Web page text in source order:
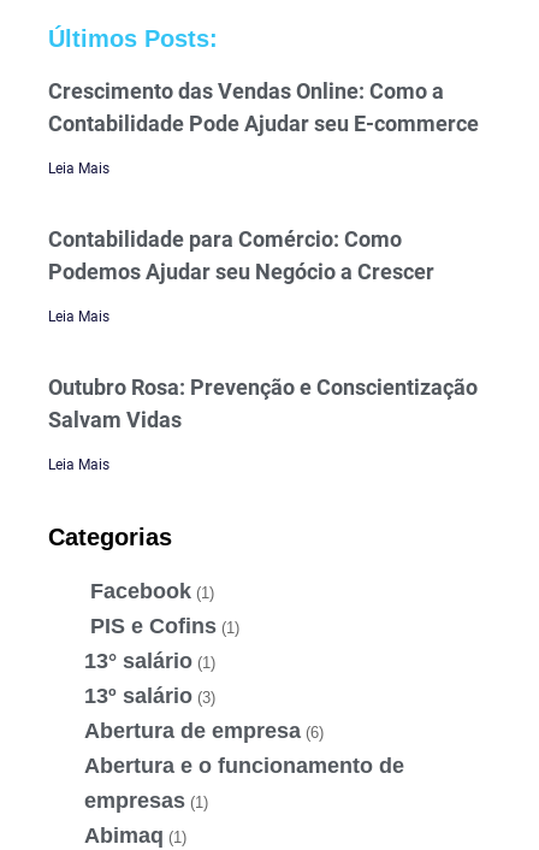
Últimos Posts:
Crescimento das Vendas Online: Como a
Contabilidade Pode Ajudar seu E-commerce
Leia Mais
Contabilidade para Comércio: Como
Podemos Ajudar seu Negócio a Crescer
Leia Mais
Outubro Rosa: Prevenção e Conscientização
Salvam Vidas
Leia Mais
Categorias
Facebook (1)
PIS e Cofins (1)
13° salário (1)
13º salário (3)
Abertura de empresa (6)
Abertura e o funcionamento de
empresas (1)
Abimaq (1)